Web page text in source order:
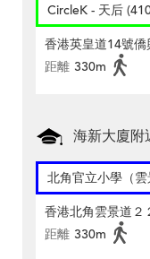
CircleK - 天后
香港英皇道14號
距離 330m
海新大廈附
北角官立小學（雲
香港北角雲景道２
距離 330m